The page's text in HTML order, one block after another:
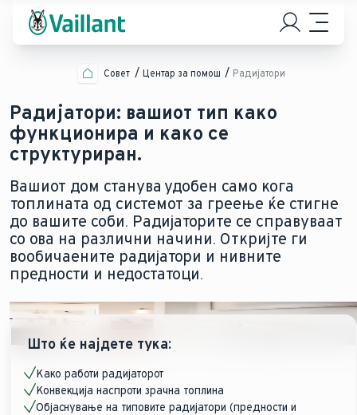
Совет Центар за помош Радијатори
Радијатори: вашиот тип како
функционира и како се
структуриран.
Вашиот дом станува удобен само кога
топлината од системот за греење ќе стигне
до вашите соби. Радијаторите се справуваат
со ова на различни начини. Откријте ги
вообичаените радијатори и нивните
предности и недостатоци.
Што ќе најдете тука:
Како работи радијаторот
Конвекција наспроти зрачна топлина
Објаснување на типовите радијатори (предности и